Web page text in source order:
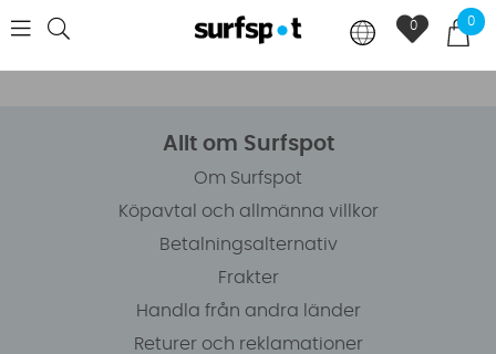
0
0
Allt om Surfspot
Om Surfspot
Köpavtal och allmänna villkor
Betalningsalternativ
Frakter
Handla från andra länder
Returer och reklamationer